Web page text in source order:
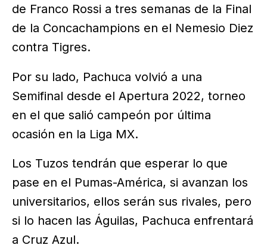
de Franco Rossi a tres semanas de la Final
de la Concachampions en el Nemesio Diez
contra Tigres.
Por su lado, Pachuca volvió a una
Semifinal desde el Apertura 2022, torneo
en el que salió campeón por última
ocasión en la Liga MX.
Los Tuzos tendrán que esperar lo que
pase en el Pumas-América, si avanzan los
universitarios, ellos serán sus rivales, pero
si lo hacen las Águilas, Pachuca enfrentará
a Cruz Azul.